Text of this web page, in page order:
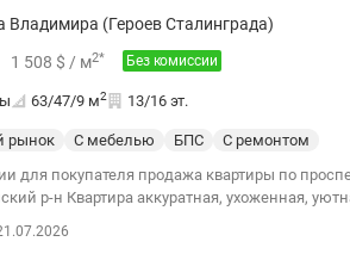
сможете реализовать свою мечту об
valion.ua/1152852
Владимира (Героев Сталинграда)
1 508 $ / м2* Без комиссии
63/47/9 м2 13/16 эт.
рынок С мебелью БПС
С ремонтом
для покупателя продажа квартиры по
р-н Квартира аккуратная, ухоженная,